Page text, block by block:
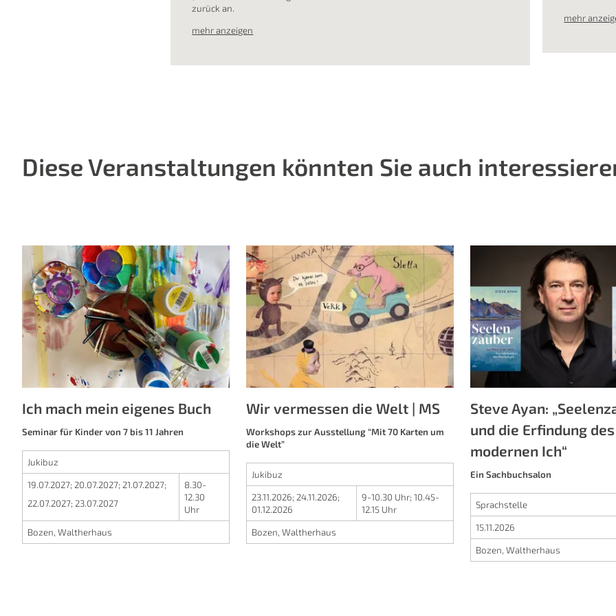
zurück an.
mehr anzeigen
mehr
Diese Veranstaltungen könnten Sie auch
Ich mach mein eigenes Buch
Seminar für Kinder von 7 bis 11 Jahren
Jukibuz
19.07.2027; 20.07.2027; 21.07.2027;
22.07.2027; 23.07.2027
8.30-
12.30
Uhr
Bozen, Waltherhaus
Wir vermessen die Welt | MS
Workshops zur Ausstellung “Mit 70 Karten um
die Welt”
Jukibuz
23.11.2026; 24.11.2026;
01.12.2026
9-10.30 Uhr;10.45-
12.15 Uhr
Bozen, Waltherhaus
Steve Ayan:
und die Erfindung des
modernen Ich“
Ein Sachbuchsalon
Sprachstelle
15.11.2026
Bozen, Waltherhaus